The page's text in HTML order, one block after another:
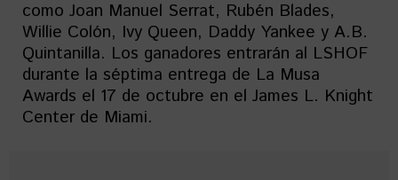
como Joan Manuel Serrat, Rubén Blades,
Willie Colón, Ivy Queen, Daddy Yankee y A.B.
Quintanilla. Los ganadores entrarán al LSHOF
durante la séptima entrega de La Musa
Awards el 17 de octubre en el James L. Knight
Center de Miami.